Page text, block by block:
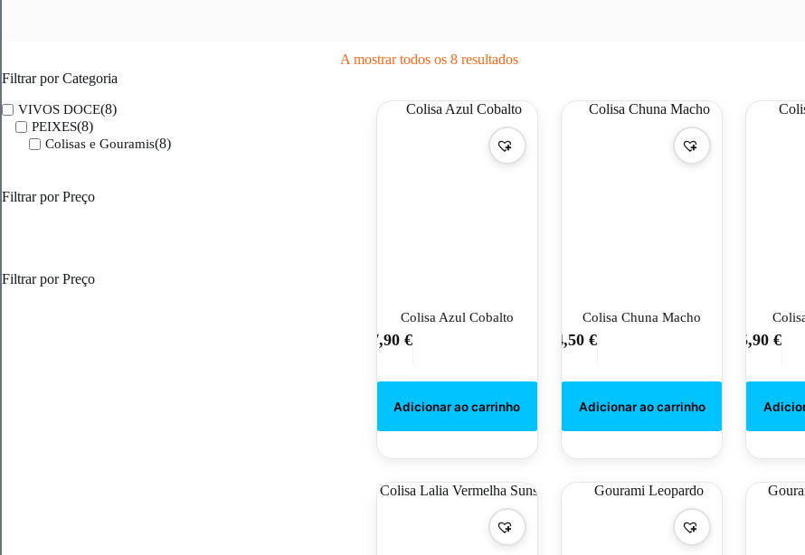
A mostrar todos os 8 resultados
Colisa Azul Cobalto
7,90 €
Colisa Chuna Macho
4,50 € 5,90€
Filtrar por Categoria
VIVOS DOCE(8)
PEIXES(8)
Colisas e Gouramis(8)
Filtrar por Preço
Filtrar por Preço